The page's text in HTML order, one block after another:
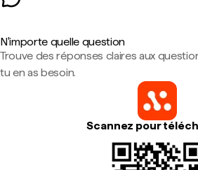
N'importe quelle question
Trouve des réponses claires aux
tu en as besoin.
Scannez pour